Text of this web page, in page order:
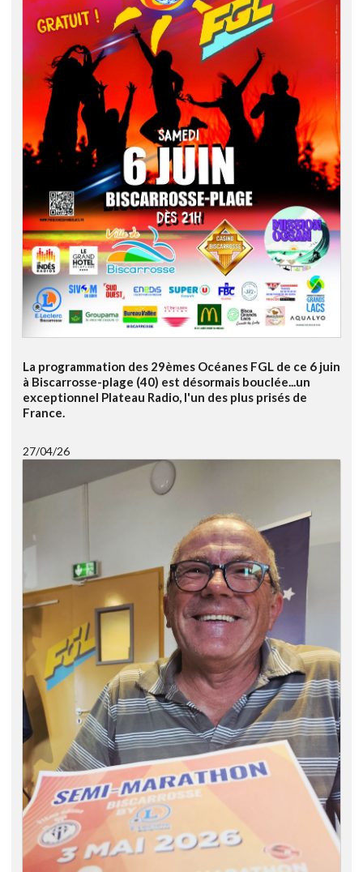
La programmation des 29èmes Océanes FGL de ce 6 juin
à Biscarrosse-plage (40) est désormais bouclée...un
exceptionnel Plateau Radio, l'un des plus prisés de
France.
27/04/26